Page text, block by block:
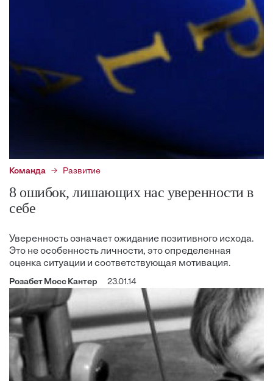
Команда Развитие
8 ошибок, лишающих нас уверенности в
себе
Уверенность означает ожидание позитивного исхода.
Это не особенность личности, это определенная
оценка ситуации и соответствующая мотивация.
Розабет Мосс Кантер 23.01.14